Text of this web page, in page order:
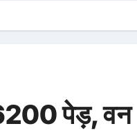
पेड़, वन